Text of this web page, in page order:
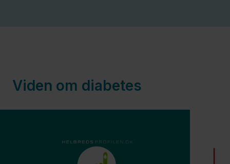
Viden om diabetes